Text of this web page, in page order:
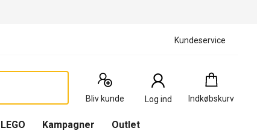
Kundeservice
Bliv kunde Log ind Indkøbskurv
Indkøbskurv
0
Produkter
LEGO Kampagner Outlet